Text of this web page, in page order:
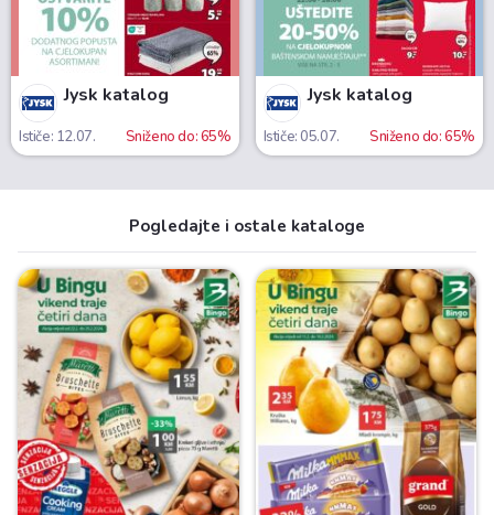
Jysk katalog
Ističe: 12.07. Sniženo do: 65%
Jysk katalog
Ističe: 05.07. Sniženo do: 65%
Pogledajte i ostale kataloge